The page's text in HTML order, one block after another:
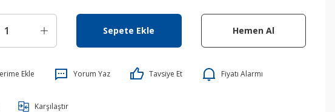
Sepete Ekle Hemen Al
Yorum Yaz Tavsiye Et Fiyatı Alarmı
Karşılaştır